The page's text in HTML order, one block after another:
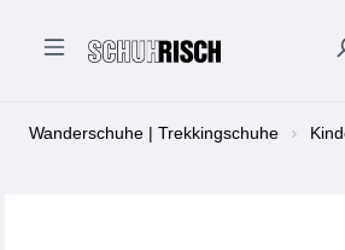
Wanderschuhe | Trekkingschuhe